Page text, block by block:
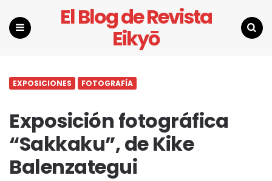
El Blog de Revista
Eikyō
EXPOSICIONES FOTOGRAFÍA
Exposición fotográfica
“Sakkaku”, de Kike
Balenzategui